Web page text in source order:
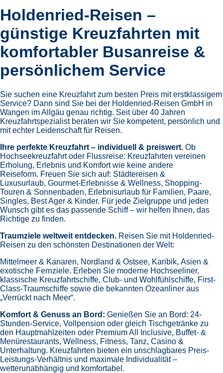
Holdenried-Reisen –
günstige Kreuzfahrten mit
komfortabler Busanreise &
persönlichem Service
Sie suchen eine Kreuzfahrt zum besten Preis mit erstklassigem
Service? Dann sind Sie bei der Holdenried-Reisen GmbH in
Wangen im Allgäu genau richtig. Seit über 40 Jahren
Kreuzfahrtspezialist beraten wir Sie kompetent, persönlich und
mit echter Leidenschaft für Reisen.
Ihre perfekte Kreuzfahrt – individuell & preiswert. Ob
Hochseekreuzfahrt oder Flussreise: Kreuzfahrten vereinen
Erholung, Erlebnis und Komfort wie keine andere
Reiseform. Freuen Sie sich auf: Städtereisen &
Luxusurlaub, Gourmet-Erlebnisse & Wellness, Shopping-
Touren & Sonnenbaden, Erlebnisurlaub für Familien, Paare,
Singles, Best Ager & Kinder. Für jede Zielgruppe und jeden
Wunsch gibt es das passende Schiff – wir helfen Ihnen, das
Richtige zu finden.
Traumziele weltweit entdecken. Reisen Sie mit Holdenried-
Reisen zu den schönsten Destinationen der Welt:
Mittelmeer & Kanaren, Nordland & Ostsee, Karibik, Asien &
exotische Fernziele. Erleben Sie moderne Hochseeliner,
klassische Kreuzfahrtschiffe, Club- und Wohlfühlschiffe, First-
Class-Traumschiffe sowie die bekannten Ozeanliner aus
„Verrückt nach Meer“.
Komfort & Genuss an Bord: Genießen Sie an Bord: 24-
Stunden-Service, Vollpension oder gleich Tischgetränke zu
den Hauptmahlzeiten oder Premium All Inclusive, Buffet- &
Menürestaurants, Wellness, Fitness, Tanz, Casino &
Unterhaltung. Kreuzfahrten bieten ein unschlagbares Preis-
Leistungs-Verhältnis und maximale Individualität –
wetterunabhängig und komfortabel.